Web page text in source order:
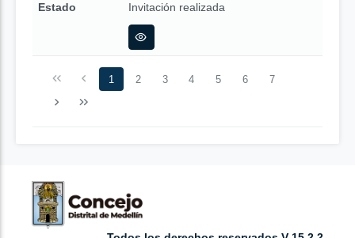
Estado
Invitación realizada
1 2 3 4 5 6 7